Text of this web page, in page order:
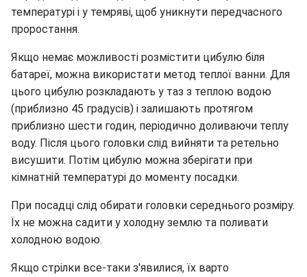
температурі і у темряві, щоб уникнути передчасного
проростання.
Якщо немає можливості розмістити цибулю біля
батареї, можна використати метод теплої ванни. Для
цього цибулю розкладають у таз з теплою водою
(приблизно 45 градусів) і залишають протягом
приблизно шести годин, періодично доливаючи теплу
воду. Після цього головки слід вийняти та ретельно
висушити. Потім цибулю можна зберігати при
кімнатній температурі до моменту посадки.
При посадці слід обирати головки середнього розміру.
Їх не можна садити у холодну землю та поливати
холодною водою.
Якщо стрілки все-таки з'явилися, їх варто